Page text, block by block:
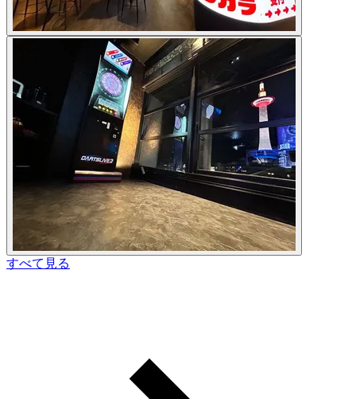
すべて見る